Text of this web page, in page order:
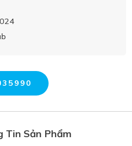
Tin Sản Phẩm